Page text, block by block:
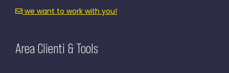
we want to work with you!
Area Clienti & Tools